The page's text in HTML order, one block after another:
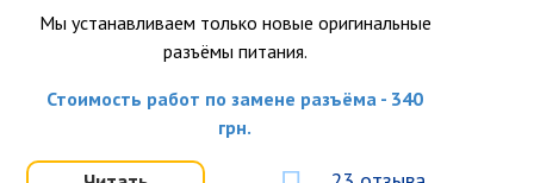
Мы устанавливаем только новые оригинальные
разъёмы питания.
Стоимость работ по замене разъёма - 340
грн.